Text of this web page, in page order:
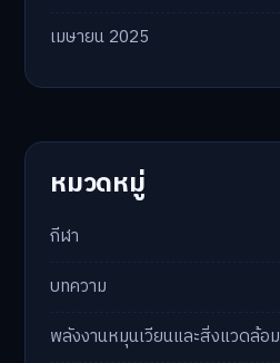
เมษายน 2025
หมวดหมู่
กีฬา
บทความ
พลังงานหมุนเวียนและสิ่งแวดล้อม